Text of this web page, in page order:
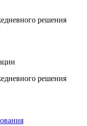
решения
решения